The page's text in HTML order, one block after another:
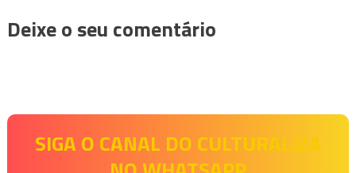
Deixe o seu comentário
SIGA O CANAL DO CULTURALIZA